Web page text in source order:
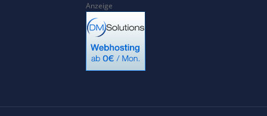
Anzeige